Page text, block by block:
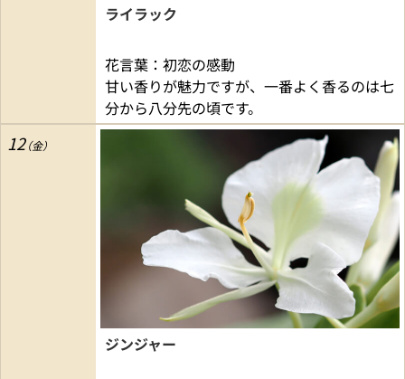
ライラック
花言葉：初恋の感動
甘い香りが魅力ですが、一番よく香るのは七
分から八分先の頃です。
12
ジンジャー